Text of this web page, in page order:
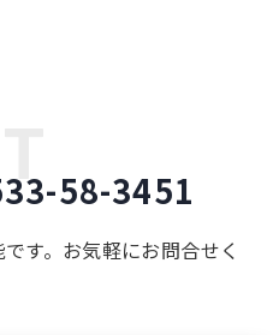
58-3451
す。お気軽にお問合せく